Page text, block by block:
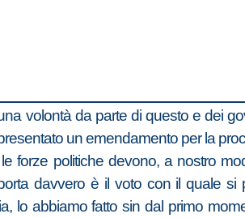
volontà da parte di questo e dei
un emendamento per la
forze politiche devono, a nostro
davvero è il voto con il quale
lo abbiamo fatto sin dal primo